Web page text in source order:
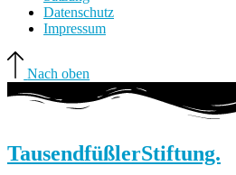
Datenschutz
Impressum
Nach oben
TausendfüßlerStiftung.